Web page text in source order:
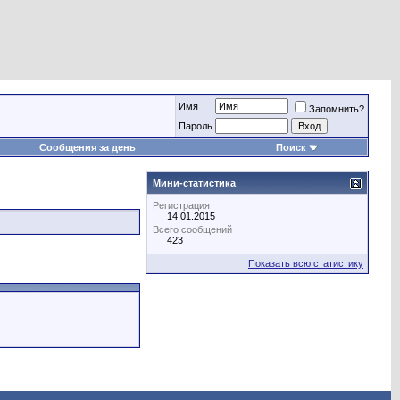
Имя
Запомнить?
Пароль
Сообщения за день Поиск
Мини-статистика
Регистрация
14.01.2015
Всего сообщений
423
Показать всю статистику